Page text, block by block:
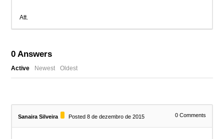
Att.
0 Answers
Active Newest Oldest
Sanaira Silveira Posted 8 de dezembro de 2015 0Comments